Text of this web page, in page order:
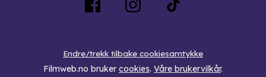
Endre/trekk tilbake cookiesamtykke
Filmweb.no bruker cookies. Våre brukervilkår.